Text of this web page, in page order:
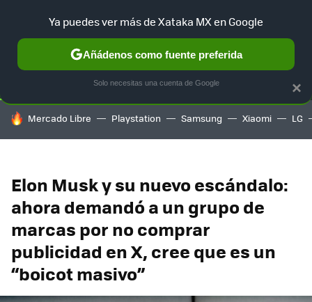
SELECCIÓN GAMING HOME AUTO TERRITORIO
HOY SE HABLA DE
Mercado Libre Playstation Samsung Xiaomi LG
Elon Musk y su nuevo escándalo:
ahora demandó a un grupo de
marcas por no comprar
publicidad en X, cree que es un
“boicot masivo”
×
Ya puedes ver más de Xataka MX en Google
Añádenos como fuente preferida
Solo necesitas una cuenta de Google